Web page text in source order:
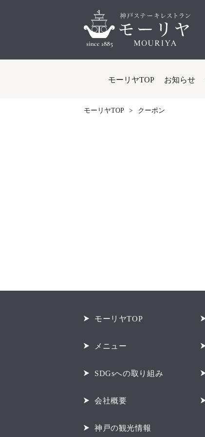
モーリヤTOP お知らせ
モーリヤTOP クーポン
モーリヤTOP
メニュー
SDGsへの取り組み
会社概要
神戸の観光情報